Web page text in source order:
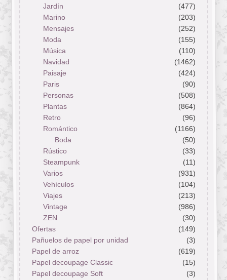
Jardín
(477)
Marino
(203)
Mensajes
(252)
Moda
(155)
Música
(110)
Navidad
(1462)
Paisaje
(424)
Paris
(90)
Personas
(508)
Plantas
(864)
Retro
(96)
Romántico
(1166)
Boda
(50)
Rústico
(33)
Steampunk
(11)
Varios
(931)
Vehículos
(104)
Viajes
(213)
Vintage
(986)
ZEN
(30)
Ofertas
(149)
Pañuelos de papel por unidad
(3)
Papel de arroz
(619)
Papel decoupage Classic
(15)
Papel decoupage Soft
(3)